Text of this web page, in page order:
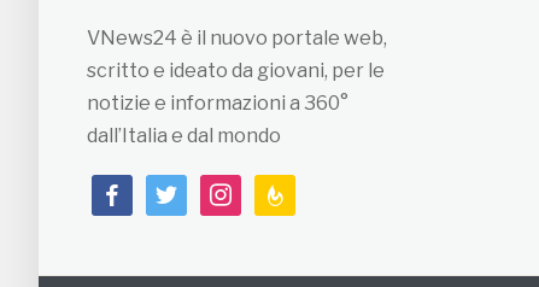
VNews24 è il nuovo portale web,
scritto e ideato da giovani, per le
notizie e informazioni a 360°
dall’Italia e dal mondo
facebooktwitterinstagramfeedburner